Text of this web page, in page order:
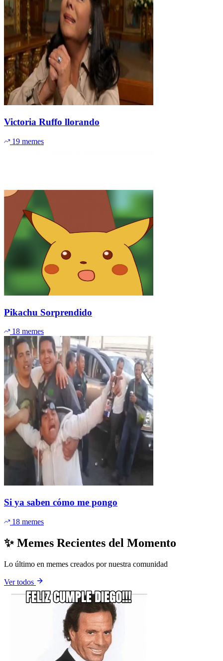
Victoria Ruffo llorando
19 memes
Pikachu Sorprendido
18 memes
Si ya saben cómo me pongo
18 memes
✨ Memes Recientes del Momento
Lo último en memes creados por nuestra comunidad
Ver todos